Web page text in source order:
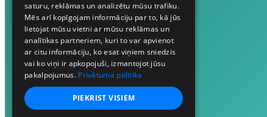
saturu, reklāmas un analizētu mūsu trafiku.
Mēs arī kopīgojam informāciju par to, kā jūs
lietojat mūsu vietni ar mūsu reklāmas un
analītikas partneriem, kuri to var apvienot
ar citu informāciju, ko esat viņiem sniedzis
vai ko viņi ir apkopojuši, izmantojot jūsu
pakalpojumus. Privātuma politika
PIEKRIST VISIEM